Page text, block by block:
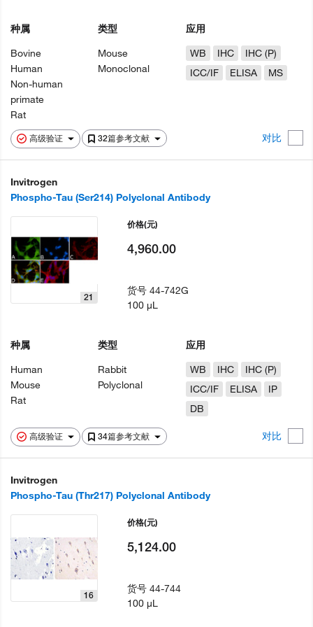
高级验证 32篇参考文献 对比
种属
Bovine
Human
Non-human
primate
Rat
类型
Mouse
Monoclonal
应用
WB
IHC
IHC (P)
ICC/IF
ELISA MS
Invitrogen
Phospho-Tau (Ser214) Polyclonal Antibody
高级验证 34篇参考文献 对比
21
种属
Human
Mouse
Rat
类型
Rabbit
Polyclonal
应用
WB
IHC
IHC (P)
ICC/IF
ELISA
IP
DB
价格(元)
4,960.00
货号44-742G
100 µL
Invitrogen
Phospho-Tau (Thr217) Polyclonal Antibody
16
价格(元)
5,124.00
货号44-744
100 µL